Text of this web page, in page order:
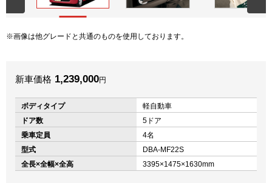
画像は他グレードと共通のものを使用しております。
新車価格 1,239,000円
ボディタイプ
軽自動車
ドア数
5ドア
乗車定員
4名
型式
DBA-MF22S
全長×全幅×全高
3395×1475×1630mm